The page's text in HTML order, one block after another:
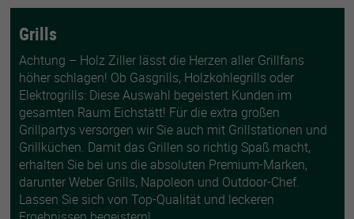
Grills
Achtung – Holz Ziller lässt die Herzen aller Grillfans
höher schlagen! Ob Gasgrills, Holzkohlegrills oder
Elektrogrills: Diese Auswahl begeistert Kunden im
gesamten Raum Eichstätt! Für die extra großen
Grillpartys versorgen wir Sie auch mit Grillstationen und
Grillküchen. Damit das Grillen so richtig Spaß macht,
erhalten Sie bei uns die absoluten Premium-Marken,
darunter Weber Grills, Napoleon und Outdoor-Chef.
Lassen Sie sich von Top-Qualität und leckeren